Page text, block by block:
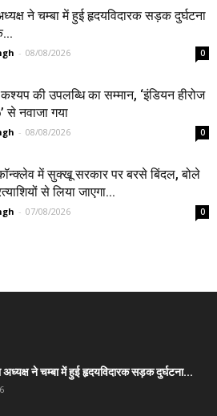
ने चम्बा में हुई हृदयविदारक सड़क दुर्घटना
- 08/08/2026 0
की उपलब्धि का सम्मान, ‘इंडियन हीरोज
से नवाजा गया
- 08/08/2026 0
में सुक्खू सरकार पर बरसे बिंदल, बोले
से लिया जाएगा...
- 07/08/2026 0
अध्यक्ष ने चम्बा में हुई हृदयविदारक सड़क दुर्घटना...